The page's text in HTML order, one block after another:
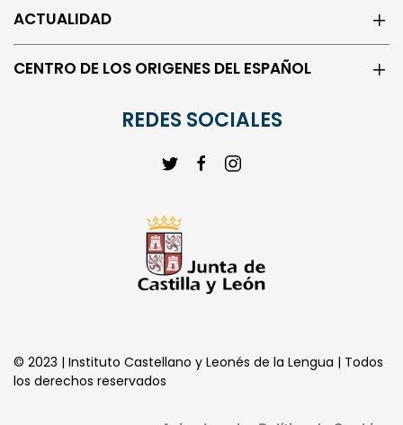
CENTRO DE LOS ORIGENES DEL ESPAÑOL
los derechos reservados